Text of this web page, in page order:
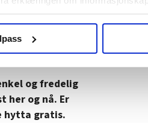
bruker
tilpassede annonser og
så seint som
nest lengste
som kuttes på
og fredelig
her og nå. Er
hytta gratis.